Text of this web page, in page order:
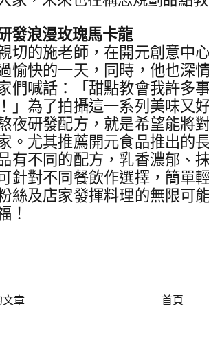
發浪漫玫瑰馬卡龍
切的施老師，在開元創意中
愉快的一天，同時，他也深
們喊話：「甜點教會我許多
」為了拍攝這一系列美味又
夜研發配方，就是希望能將
。尤其推薦開元食品推出的
有不同的配方， 乳香濃郁 、
針對不同餐飲作選擇，簡單
絲及店家發揮料理的無限可
！
文章 首頁